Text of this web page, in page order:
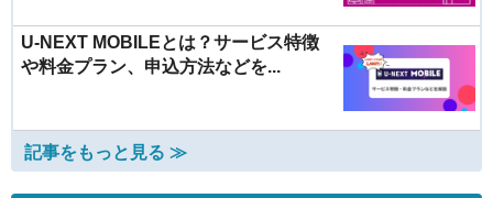
U-NEXT MOBILEとは？サービス特徴
や料金プラン、申込方法などを...
記事をもっと見る ≫